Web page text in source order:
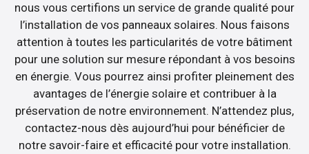
nous vous certifions un service de grande qualité pour
l’installation de vos panneaux solaires. Nous faisons
attention à toutes les particularités de votre bâtiment
pour une solution sur mesure répondant à vos besoins
en énergie. Vous pourrez ainsi profiter pleinement des
avantages de l’énergie solaire et contribuer à la
préservation de notre environnement. N’attendez plus,
contactez-nous dès aujourd’hui pour bénéficier de
notre savoir-faire et efficacité pour votre installation.